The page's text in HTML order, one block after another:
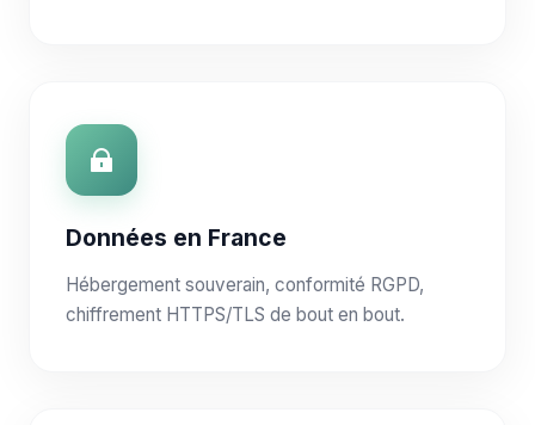
Données en France
Hébergement souverain, conformité RGPD,
chiffrement HTTPS/TLS de bout en bout.